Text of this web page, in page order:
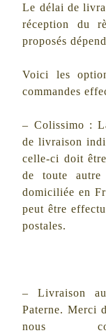
Le délai de
réception du
proposés
Voici les
commandes
– Colissimo :
de livraison
celle-ci doit
de toute autre
domiciliée en
peut être
postales.
– Livraison
Paterne. Merci
nous